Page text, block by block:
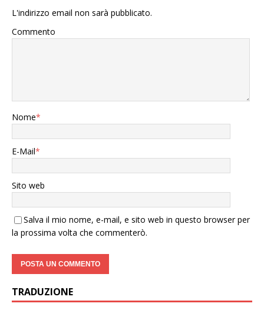
L'indirizzo email non sarà pubblicato.
Commento
Nome*
E-Mail*
Sito web
Salva il mio nome, e-mail, e sito web in questo browser per
la prossima volta che commenterò.
TRADUZIONE